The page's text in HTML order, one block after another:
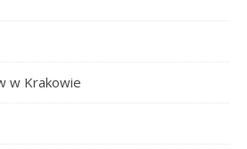
w Krakowie